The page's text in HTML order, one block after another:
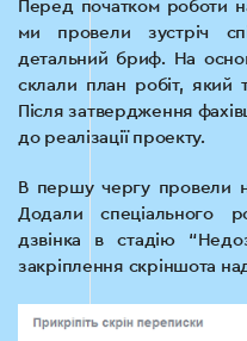
Перед початком роботи
ми провели зустріч
детальний бриф. На
склали план робіт, який
Після затвердження
до реалізації проекту.
В першу чергу провели
Додали спеціального
дзвінка в стадію
закріплення скріншота